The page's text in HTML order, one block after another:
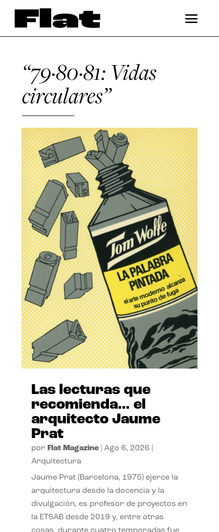
“79·80·81: Vidas
circulares”
Las lecturas que
recomienda… el
arquitecto Jaume
Prat
por Flat Magazine| Ago 6, 2026
Arquitectura
Jaume Prat (Barcelona, 1975) ejerce la
arquitectura desde la docencia y la
divulgación, es profesor de proyectos en
la ETSAB desde 2019 y, entre otras